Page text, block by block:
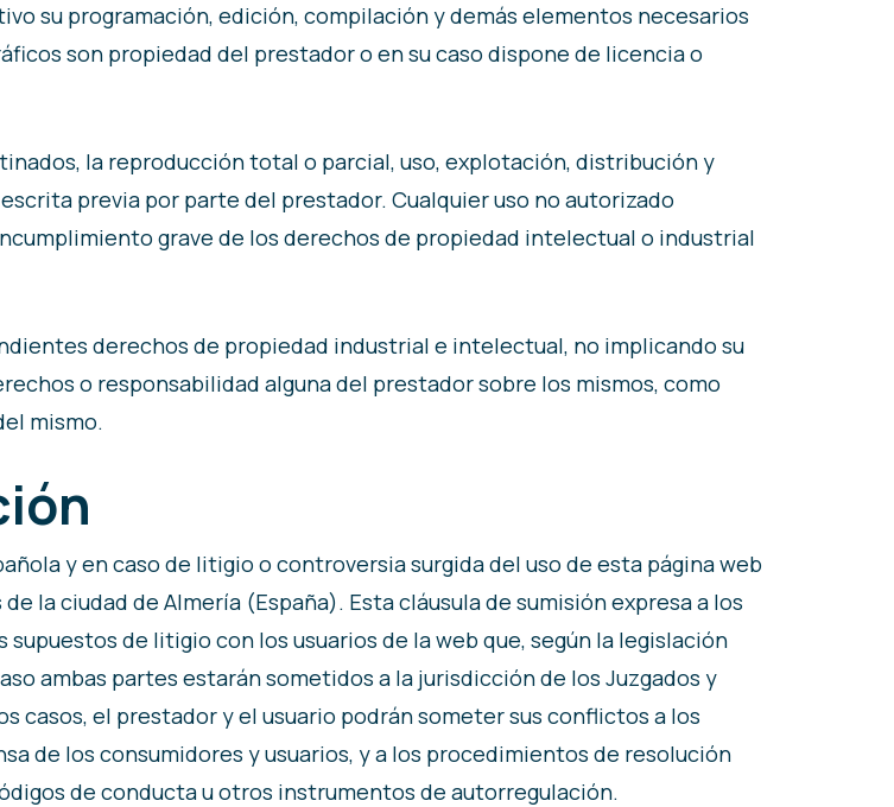
su programación, edición, compilación y demás elementos necesarios
son propiedad del prestador o en su caso dispone de licencia o
la reproducción total o parcial, uso, explotación, distribución y
previa por parte del prestador. Cualquier uso no autorizado
grave de los derechos de propiedad intelectual o industrial
derechos de propiedad industrial e intelectual, no implicando su
o responsabilidad alguna del prestador sobre los mismos, como
mismo.
y en caso de litigio o controversia surgida del uso de esta página web
la ciudad de Almería (España). Esta cláusula de sumisión expresa a los
de litigio con los usuarios de la web que, según la legislación
ambas partes estarán sometidos a la jurisdicción de los Juzgados y
casos, el prestador y el usuario podrán someter sus conflictos a los
de los consumidores y usuarios, y a los procedimientos de resolución
de conducta u otros instrumentos de autorregulación.